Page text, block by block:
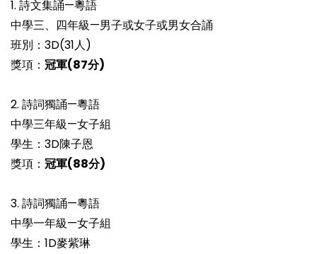
1. 詩文集誦—粵語
中學三、四年級—男子或女子或男女合誦
班別：3D(31人)
獎項： 冠軍(87分)
2. 詩詞獨誦—粵語
中學三年級—女子組
學生：3D陳子恩
獎項： 冠軍(88分)
3. 詩詞獨誦—粵語
中學一年級—女子組
學生：1D麥紫琳